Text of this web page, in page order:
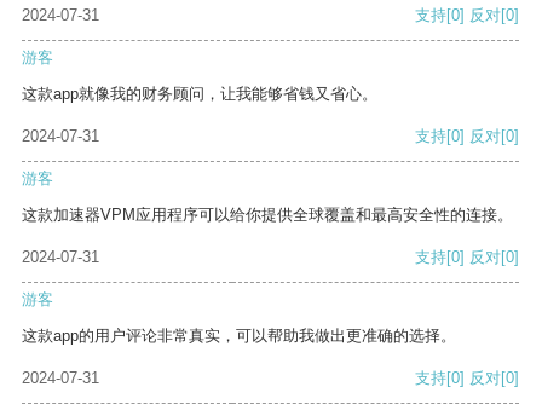
2024-07-31
支持[0] 反对[0]
游客
这款app就像我的财务顾问，让我能够省钱又省心。
2024-07-31 支持[0] 反对[0]
游客
这款加速器VPM应用程序可以给你提供全球覆盖和最高安全性的连接。
2024-07-31 支持[0] 反对[0]
游客
这款app的用户评论非常真实，可以帮助我做出更准确的选择。
2024-07-31 支持[0] 反对[0]